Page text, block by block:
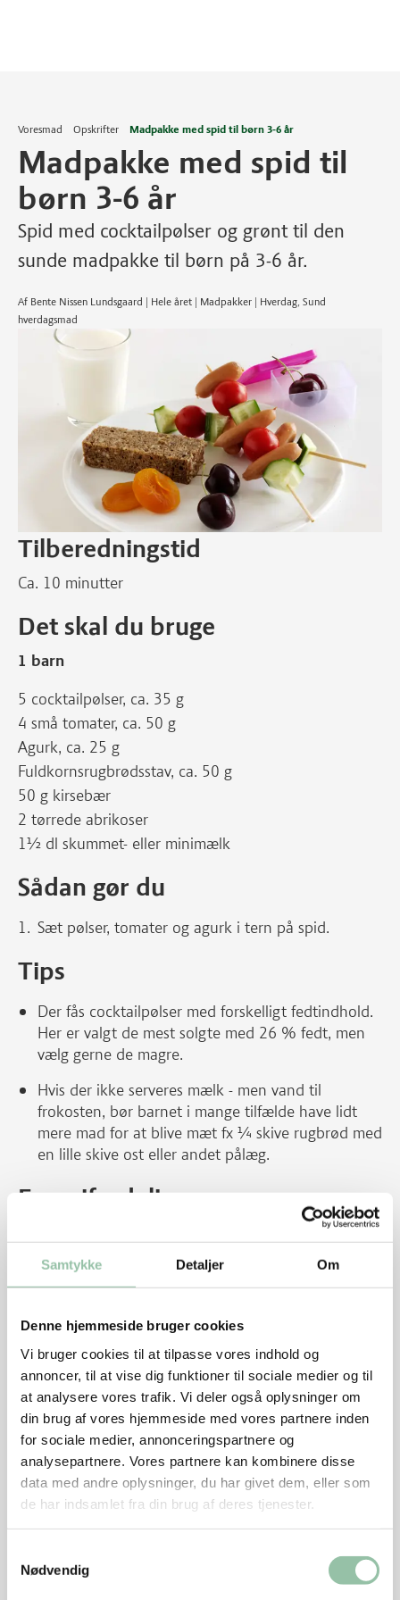
Samtykke Detaljer Om
Denne hjemmeside bruger cookies
Vi bruger cookies til at tilpasse vores indhold og
annoncer, til at vise dig funktioner til sociale medier og til
at analysere vores trafik. Vi deler også oplysninger om
din brug af vores hjemmeside med vores partnere inden
for sociale medier, annonceringspartnere og
analysepartnere. Vores partnere kan kombinere disse
data med andre oplysninger, du har givet dem, eller som
de har indsamlet fra din brug af deres tjenester.
Nødvendig
Voresmad Opskrifter Madpakke med spid til børn 3-6 år
Madpakke med spid til
børn 3-6 år
Spid med cocktailpølser og grønt til den
sunde madpakke til børn på 3-6 år.
Af Bente Nissen Lundsgaard | Hele året | Madpakker | Hverdag, Sund
hverdagsmad
Tilberedningstid
Ca. 10 minutter
Det skal du bruge
1 barn
5 cocktailpølser, ca. 35 g
4 små tomater, ca. 50 g
Agurk, ca. 25 g
Fuldkornsrugbrødsstav, ca. 50 g
50 g kirsebær
2 tørrede abrikoser
1½ dl skummet- eller minimælk
Sådan gør du
Sæt pølser, tomater og agurk i tern på spid.
Tips
Der fås cocktailpølser med forskelligt fedtindhold.
Her er valgt de mest solgte med 26 % fedt, men
vælg gerne de magre.
Hvis der ikke serveres mælk - men vand til
frokosten, bør barnet i mange tilfælde have lidt
mere mad for at blive mæt fx ¼ skive rugbrød med
en lille skive ost eller andet pålæg.
Energifordeling
Nu hedder det hakket grisekød. Før hed det hakket
svinekød.
Næringsindhold pr. person (ca. 225 g af retten)
uden mælk:
Energi: 1112 kJ (265 kcal)
protein: 8 g
kulhydrat: 36 g
fedt: 9 g